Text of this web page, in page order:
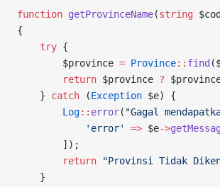
function getProvinceName(string
{
    try
{
        $province
= Province:: find
        return
$province ?
    }
catch (Exception $e) {
        Log
:: error( "Gagal
            'error'
=> $e->
        ]);
        return
"Provinsi Tidak
    }